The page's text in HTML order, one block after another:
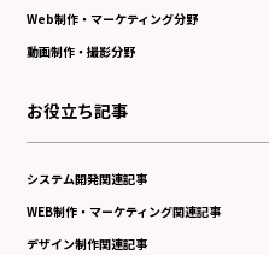
Web制作・マーケティング分野
動画制作・撮影分野
お役立ち記事
システム開発関連記事
WEB制作・マーケティング関連記事
デザイン制作関連記事